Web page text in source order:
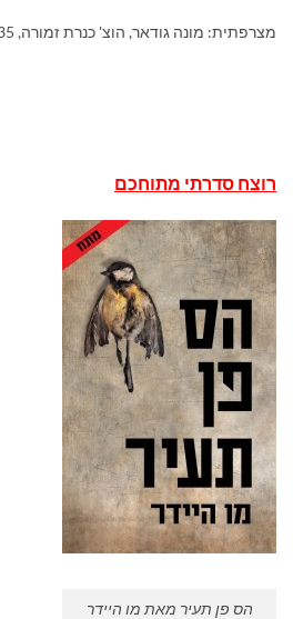
מצרפתית: מונה גודאר, הוצ' כנרת זמורה, 335 עמ'
רוצח סדרתי מתוחכם
הס פן תעיר מאת מו היידר